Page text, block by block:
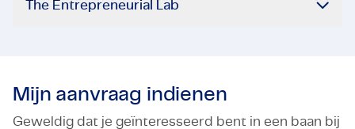
The Entrepreneurial Lab
Mijn aanvraag indienen
Geweldig dat je geïnteresseerd bent in een baan bij